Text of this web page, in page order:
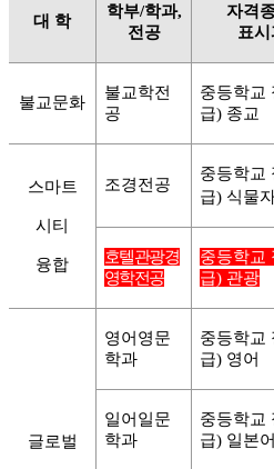
대 학
학부/학과,
전공
자격
표
불교문화
불교학전
공
중등학교
급) 종교
스마트
시티
융합
조경전공
중등학교
급) 식물
호텔관광경
영학전공
중등학교
급) 관광
글로벌
영어영문
학과
중등학교
급) 영어
일어일문
학과
중등학교
급) 일본어